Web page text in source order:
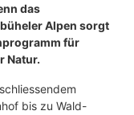
das
Alpen sorgt
für
Natur.
bis zu Wald-